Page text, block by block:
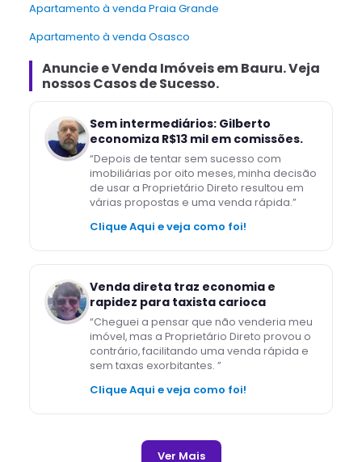
Apartamento à venda Praia Grande
Apartamento à venda Osasco
Anuncie e Venda ImóveisemBauru. Veja
nossos Casos de Sucesso.
Sem intermediários: Gilberto
economiza R$13 mil em comissões.
“Depois de tentar sem sucesso com
imobiliárias por oito meses, minha decisão
de usar a Proprietário Direto resultou em
várias propostas e uma venda rápida.”
Clique Aqui e veja como foi!
Venda direta traz economia e
rapidez para taxista carioca
“Cheguei a pensar que não venderia meu
imóvel, mas a Proprietário Direto provou o
contrário, facilitando uma venda rápida e
sem taxas exorbitantes. ”
Clique Aqui e veja como foi!
Ver Mais